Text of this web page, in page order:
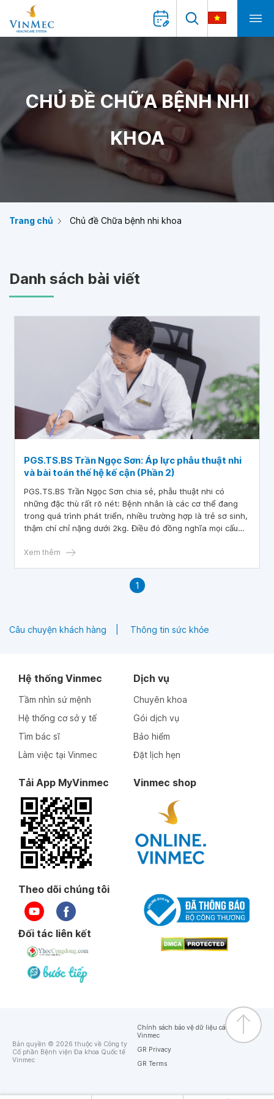
CHỦ ĐỀ CHỮA BỆNH NHI
KHOA
Trang chủ Chủ đề Chữa bệnh nhi khoa
Danh sách bài viết
PGS.TS.BS Trần Ngọc Sơn: Áp lực phẫu thuật nhi
và bài toán thế hệ kế cận (Phần 2)
PGS.TS.BS Trần Ngọc Sơn chia sẻ, phẫu thuật nhi có
những đặc thù rất rõ nét: Bệnh nhân là các cơ thể đang
trong quá trình phát triển, nhiều trường hợp là trẻ sơ sinh,
thậm chí chỉ nặng dưới 2kg. Điều đó đồng nghĩa mọi cấu
thuật viên phải có sự khéo léo và khả năng kiểm soát cao.
không, mà còn ở trách nhiệm đảm bảo cho trẻ có thể phát
triển bình thường về lâu dài.
Xem thêm
1
Câu chuyện khách hàng Thông tin sức khỏe
Hệ thống Vinmec
Tầm nhìn sứ mệnh
Hệ thống cơ sở y tế
Tìm bác sĩ
Làm việc tại Vinmec
Dịch vụ
Chuyên khoa
Gói dịch vụ
Bảo hiểm
Đặt lịch hẹn
Tải App MyVinmec Vinmec shop
Theo dõi chúng tôi
Đối tác liên kết
Bản quyền © 2026 thuộc về Công ty
Cổ phần Bệnh viện Đa khoa Quốc tế
Vinmec
Chính sách bảo vệ dữ liệu cá nhân của
Vinmec
GR Privacy
GR Terms